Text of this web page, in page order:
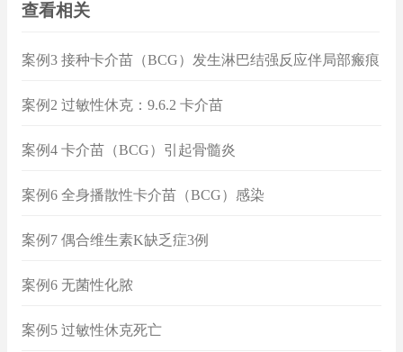
查看相关
案例3 接种卡介苗（BCG）发生淋巴结强反应伴局部瘢痕
案例2 过敏性休克：9.6.2 卡介苗
案例4 卡介苗（BCG）引起骨髓炎
案例6 全身播散性卡介苗（BCG）感染
案例7 偶合维生素K缺乏症3例
案例6 无菌性化脓
案例5 过敏性休克死亡